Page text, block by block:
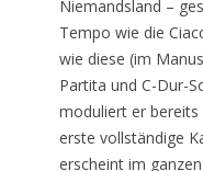
Niemandsland –
Tempo wie die
wie diese (im
Partita und C-Dur-
moduliert er bereits
erste vollständige
erscheint im